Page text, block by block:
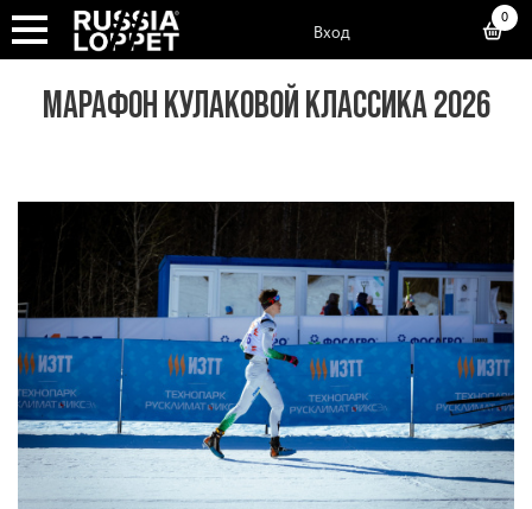
Вход
0
МАРАФОН КУЛАКОВОЙ КЛАССИКА 2026